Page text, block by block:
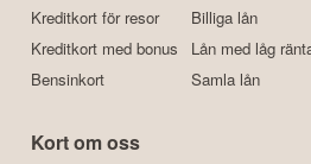
Kreditkort för resor
Kreditkort med bonus
Bensinkort
Billiga lån
Lån med låg
Samla lån
Kort om oss